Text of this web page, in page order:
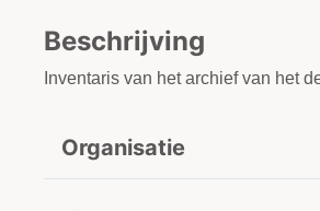
Beschrijving
Inventaris van het archief van het
Organisatie